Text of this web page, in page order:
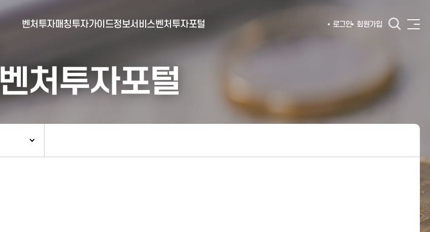
벤처투자매칭
- 벤처투자회사 전자공시
- 벤처투자마트란?
투자가이드정보서비스
- 통계/연구 보고서
벤처투자포털
- 포털소개
- BI소개
로그인 회원가입
벤처투자포털